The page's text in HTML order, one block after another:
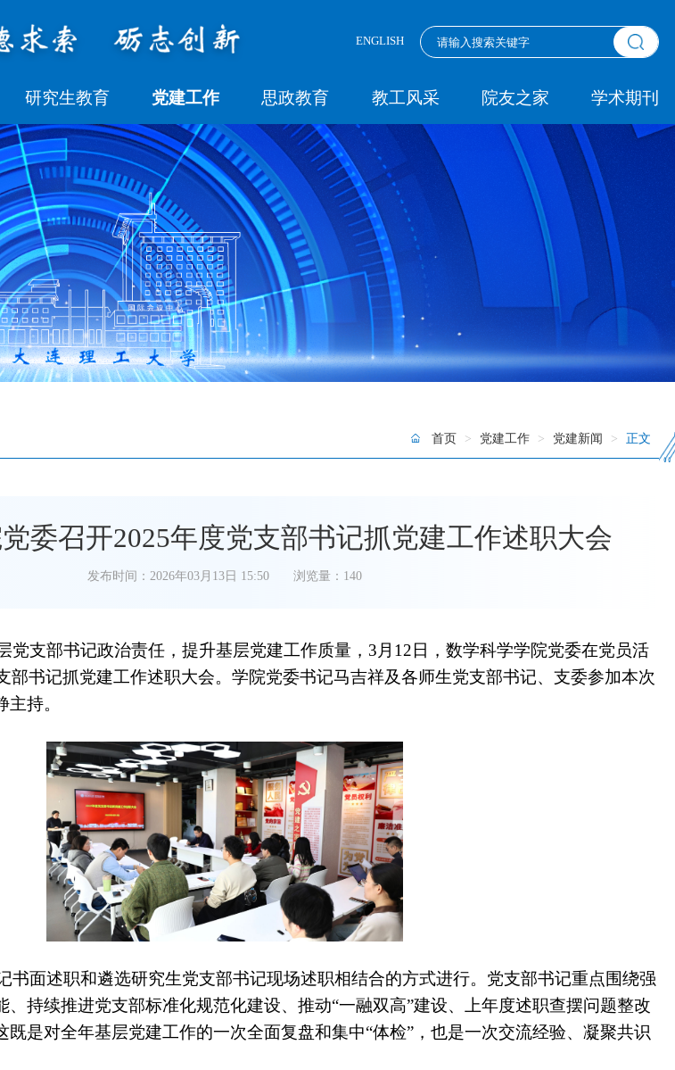
ENGLISH
研究生教育 党建工作 思政教育 教工风采 院友之家 学术期刊
首页 > 党建工作 > 党建新闻 > 正文
委召开2025年度党支部书记抓党建工作述职大会
发布时间：2026年03月13日 15:50 浏览量： 140
党支部书记政治责任，提升基层党建工作质量， 3 月 12 日，数学科学学院党委在党员活
部书记抓党建工作述职大会。学院党委书记马吉祥及各师生党支部书记、支委参加本次
持。
书面述职和遴选研究生党支部书记现场述职相结合的方式进行。党支部书记重点围绕强
、持续推进党支部标准化规范化建设、推动“一融双高”建设、上年度述职查摆问题整改
既是对全年基层党建工作的一次全面复盘和集中“体检”，也是一次交流经验、凝聚共识